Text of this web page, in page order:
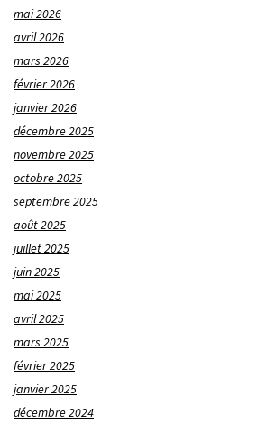
mai 2026
avril 2026
mars 2026
février 2026
janvier 2026
décembre 2025
novembre 2025
octobre 2025
septembre 2025
août 2025
juillet 2025
juin 2025
mai 2025
avril 2025
mars 2025
février 2025
janvier 2025
décembre 2024